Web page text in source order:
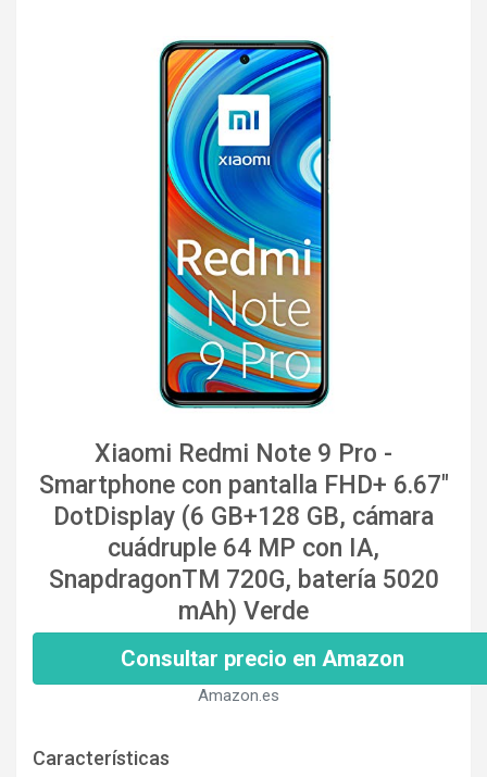
Xiaomi Redmi Note 9 Pro -
Smartphone con pantalla FHD+ 6.67"
DotDisplay (6 GB+128 GB, cámara
cuádruple 64 MP con IA,
SnapdragonTM 720G, batería 5020
mAh) Verde
Consultar precio en Amazon
Amazon.es
Características